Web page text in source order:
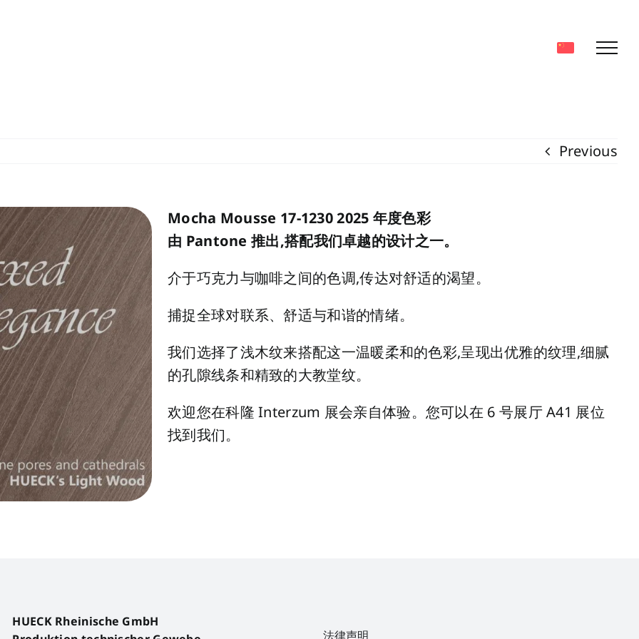
Previous
Mocha Mousse 17-1230 2025 年度色彩
由 Pantone 推出,搭配我们卓越的设计之一。
介于巧克力与咖啡之间的色调,传达对舒适的渴望。
捕捉全球对联系、舒适与和谐的情绪。
我们选择了浅木纹来搭配这一温暖柔和的色彩,呈现出优雅的纹理,细腻
的孔隙线条和精致的大教堂纹。
欢迎您在科隆 Interzum 展会亲自体验。您可以在 6 号展厅 A41 展位
找到我们。
HUECK Rheinische GmbH
法律声明